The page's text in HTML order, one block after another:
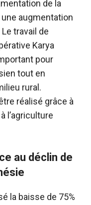
de la
augmentation
travail de
Karya
pour
tout en
rural.
réalisé grâce à
l’agriculture
au déclin de
la baisse de 75%